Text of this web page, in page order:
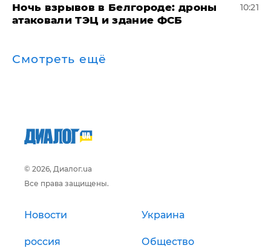
​Ночь взрывов в Белгороде: дроны
атаковали ТЭЦ и здание ФСБ
10:21
Смотреть ещё
© 2026, Диалог.ua
Все права защищены.
Новости Украина
россия Общество